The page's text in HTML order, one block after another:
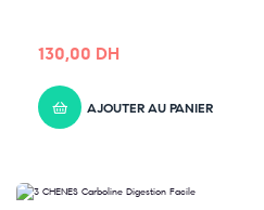
130,00 DH
AJOUTER AU PANIER